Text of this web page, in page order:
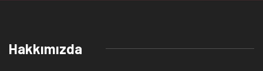
Hakkımızda